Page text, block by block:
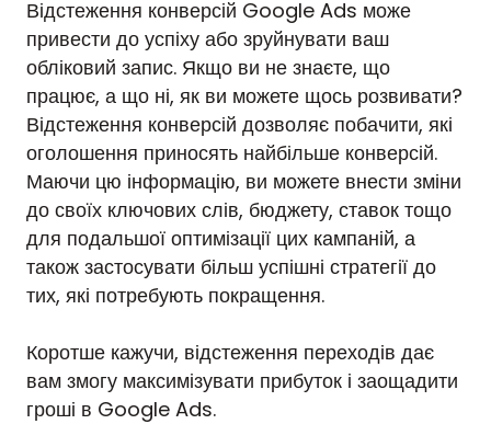
Відстеження конверсій Google Ads може
привести до успіху або зруйнувати ваш
обліковий запис. Якщо ви не знаєте, що
працює, а що ні, як ви можете щось розвивати?
Відстеження конверсій дозволяє побачити, які
оголошення приносять найбільше конверсій.
Маючи цю інформацію, ви можете внести зміни
до своїх ключових слів, бюджету, ставок тощо
для подальшої оптимізації цих кампаній, а
також застосувати більш успішні стратегії до
тих, які потребують покращення.
Коротше кажучи, відстеження переходів дає
вам змогу максимізувати прибуток і заощадити
гроші в Google Ads.